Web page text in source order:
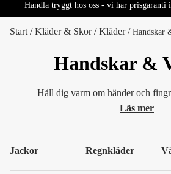
Handla tryggt hos oss - vi har prisgaranti
Start /Kläder & Skor/Kläder/ Handskar
Handskar &
Håll dig varm om händer och
Läs mer
Jackor Regnkläder